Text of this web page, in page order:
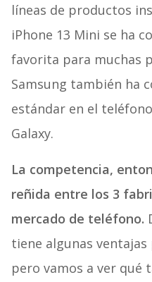
líneas de productos
iPhone 13 Mini se ha
favorita para muchas
Samsung también ha
estándar en el
Galaxy.
La competencia,
reñida entre los 3
mercado de teléfono.
tiene algunas
pero vamos a ver qué